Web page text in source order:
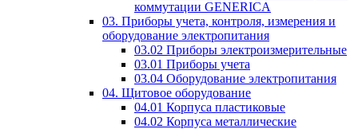
коммутации GENERICA
03. Приборы учета, контроля, измерения и
оборудование электропитания
03.02 Приборы электроизмерительные
03.01 Приборы учета
03.04 Оборудование электропитания
04. Щитовое оборудование
04.01 Корпуса пластиковые
04.02 Корпуса металлические